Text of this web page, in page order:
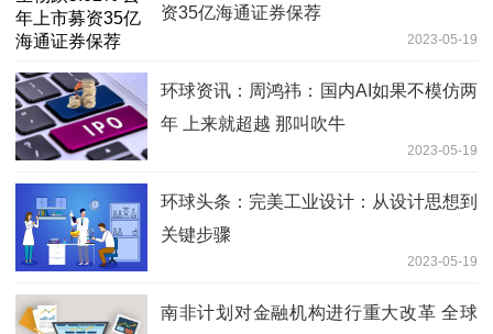
资35亿海通证券保荐
2023-05-19
环球资讯：周鸿祎：国内AI如果不模仿两
年 上来就超越 那叫吹牛
2023-05-19
环球头条：完美工业设计：从设计思想到
关键步骤
2023-05-19
南非计划对金融机构进行重大改革 全球